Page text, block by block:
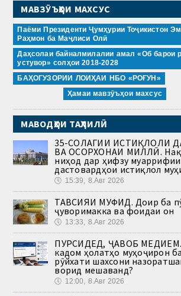
МАВЗӮЪҲОИ МАХСУС
Паёми Президенти Ҷумҳурии Тоҷикистон
Раҳмон ба Маҷлиси Олӣ
Даҳсолаи байналмилалии амал «Об барои
устувор» солҳои 2018-2028
БАҲОГУЗОРИИ ЛОИҲАИ НБО «РОҒУН»
Ҳамаи мавзӯъҳои махсус
МАВОДҲОИ ТАҲЛИЛӢ
35-СОЛАГИИ ИСТИҚЛОЛИ
ВА ОСОРХОНАИ МИЛЛӢ.
ниҳод дар ҳифзу муаррифии
дастовардҳои истиқлол
🕔 15:39, 8.Авг 2026
ТАВСИЯИ МУФИД. Доир ба
ҷуворимакка ва фоидаи он
🕔 13:33, 8.Авг 2026
ПУРСИДЕД, ҶАВОБ
кадом ҳолатҳо муҳоҷирон ба
рӯйхати шахсони
ворид мешаванд?
🕔 12:00, 8.Авг 2026